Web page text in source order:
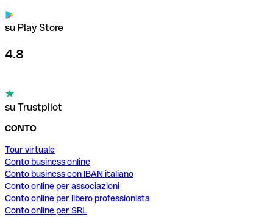
su Play Store
4.8
su Trustpilot
CONTO
Tour virtuale
Conto business online
Conto business con IBAN italiano
Conto online per associazioni
Conto online per libero professionista
Conto online per SRL